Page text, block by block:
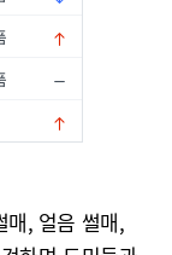
매, 얼음 썰매,